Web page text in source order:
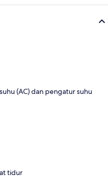
(AC) dan pengatur suhu
tidur